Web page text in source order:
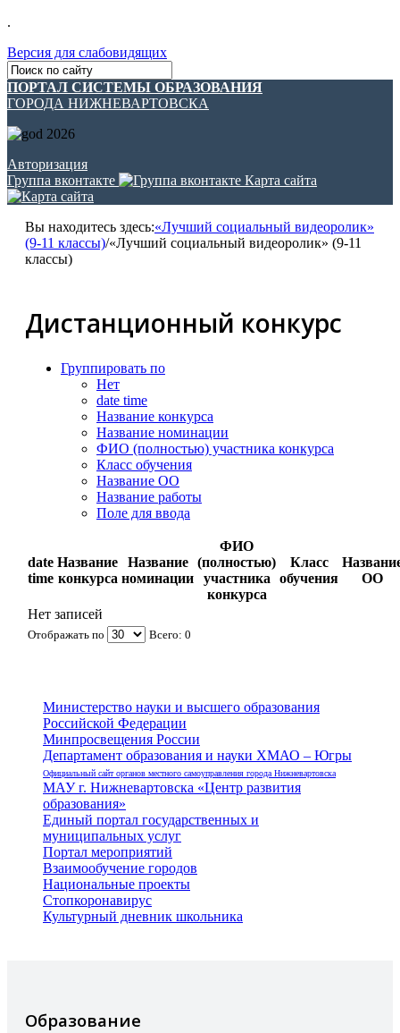
.
Версия для слабовидящих
ПОРТАЛ СИСТЕМЫ ОБРАЗОВАНИЯ
ГОРОДА НИЖНЕВАРТОВСКА
Авторизация
Группа вконтакте
Карта сайта
Вы находитесь здесь:«Лучший социальный видеоролик»
(9-11 классы)/«Лучший социальный видеоролик» (9-11
классы)
Дистанционный конкурс
Группировать по
Нет
date time
Название конкурса
Название номинации
ФИО (полностью) участника конкурса
Класс обучения
Название ОО
Название работы
Поле для ввода
date
time
Название
конкурса
Название
номинации
ФИО
(полностью)
участника
конкурса
Класс
обучения
ОО
Отображать по Всего: 0
Нет записей
Министерство науки и высшего образования
Российской Федерации
Минпросвещения России
Департамент образования и науки ХМАО – Югры
Официальный сайт органов местного самоуправления города Нижневартовска
МАУ г. Нижневартовска «Центр развития
образования»
Единый портал государственных и
муниципальных услуг
Портал мероприятий
Взаимообучение городов
Национальные проекты
Стопкоронавирус
Культурный дневник школьника
Образование